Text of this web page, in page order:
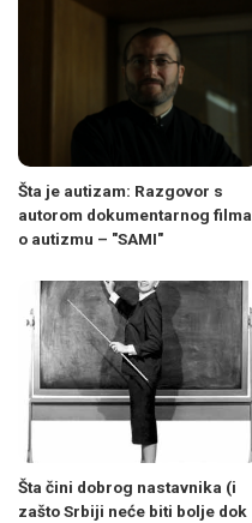
Šta je autizam: Razgovor s
autorom dokumentarnog filma
o autizmu – "SAMI"
Šta čini dobrog nastavnika (i
zašto Srbiji neće biti bolje dok